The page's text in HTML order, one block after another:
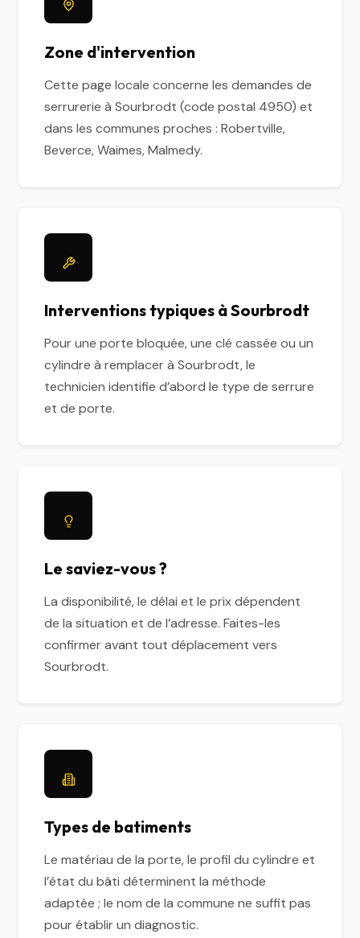
Zone d'intervention
Cette page locale concerne les demandes de
serrurerie à Sourbrodt (code postal 4950) et
dans les communes proches : Robertville,
Beverce, Waimes, Malmedy.
Interventions typiques à Sourbrodt
Pour une porte bloquée, une clé cassée ou un
cylindre à remplacer à Sourbrodt, le
technicien identifie d’abord le type de serrure
et de porte.
Le saviez-vous ?
La disponibilité, le délai et le prix dépendent
de la situation et de l’adresse. Faites-les
confirmer avant tout déplacement vers
Sourbrodt.
Types de batiments
Le matériau de la porte, le profil du cylindre et
l’état du bâti déterminent la méthode
adaptée ; le nom de la commune ne suffit pas
pour établir un diagnostic.